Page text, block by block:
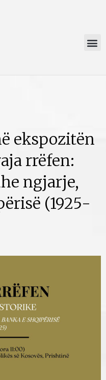
ekspozitën
rrëfen:
ngjarje,
(1925-